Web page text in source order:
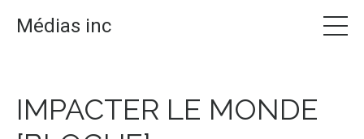
Médias inc
IMPACTER LE MONDE